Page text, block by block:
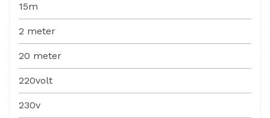
15m
2 meter
20 meter
220volt
230v